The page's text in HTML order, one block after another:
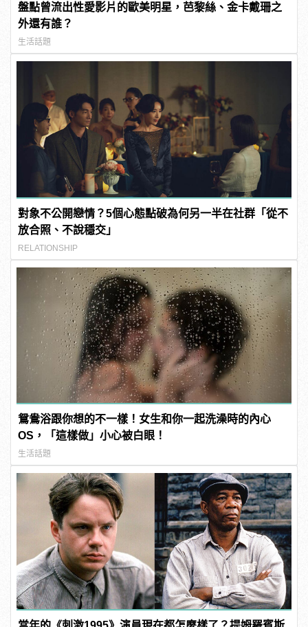
盤點曾流出性愛影片的歐美明星，芭黎絲、金卡戴珊之
外還有誰？
生活話題
對象不公開戀情？5個心態點破為何另一半在社群「從不
放合照、不說穩交」
RELATIONSHIP
鴛鴦浴跟你想的不一樣！女生和你一起洗澡時的內心
OS，「這樣做」小心被白眼！
生活話題